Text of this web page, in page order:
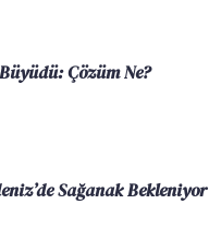
Çözüm Ne?
Sağanak Bekleniyor